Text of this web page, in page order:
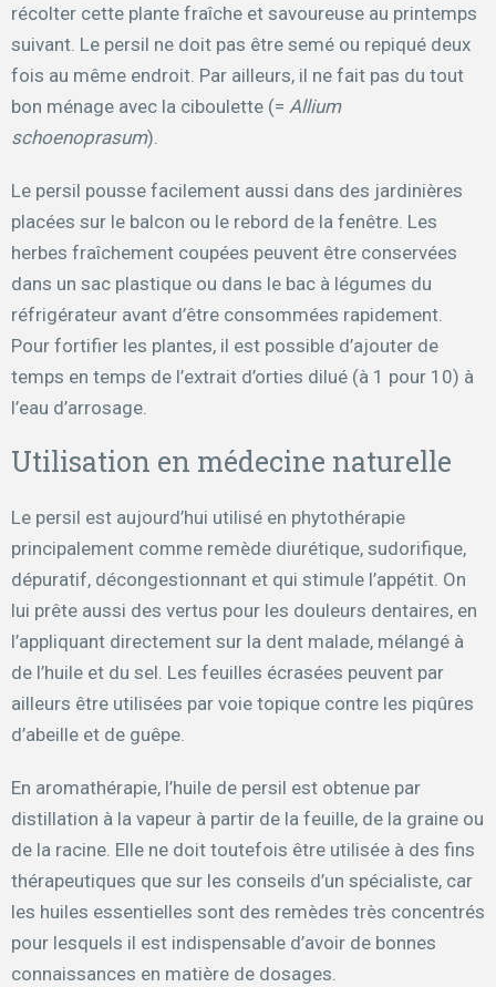
récolter cette plante fraîche et savoureuse au printemps
suivant. Le persil ne doit pas être semé ou repiqué deux
fois au même endroit. Par ailleurs, il ne fait pas du tout
bon ménage avec la ciboulette (= Allium
schoenoprasum).
Le persil pousse facilement aussi dans des jardinières
placées sur le balcon ou le rebord de la fenêtre. Les
herbes fraîchement coupées peuvent être conservées
dans un sac plastique ou dans le bac à légumes du
réfrigérateur avant d’être consommées rapidement.
Pour fortifier les plantes, il est possible d’ajouter de
temps en temps de l’extrait d’orties dilué (à 1 pour 10) à
l’eau d’arrosage.
Utilisation en médecine naturelle
Le persil est aujourd’hui utilisé en phytothérapie
principalement comme remède diurétique, sudorifique,
dépuratif, décongestionnant et qui stimule l’appétit. On
lui prête aussi des vertus pour les douleurs dentaires, en
l’appliquant directement sur la dent malade, mélangé à
de l’huile et du sel. Les feuilles écrasées peuvent par
ailleurs être utilisées par voie topique contre les piqûres
d’abeille et de guêpe.
En aromathérapie, l’huile de persil est obtenue par
distillation à la vapeur à partir de la feuille, de la graine ou
de la racine. Elle ne doit toutefois être utilisée à des fins
thérapeutiques que sur les conseils d’un spécialiste, car
les huiles essentielles sont des remèdes très concentrés
pour lesquels il est indispensable d’avoir de bonnes
connaissances en matière de dosages.